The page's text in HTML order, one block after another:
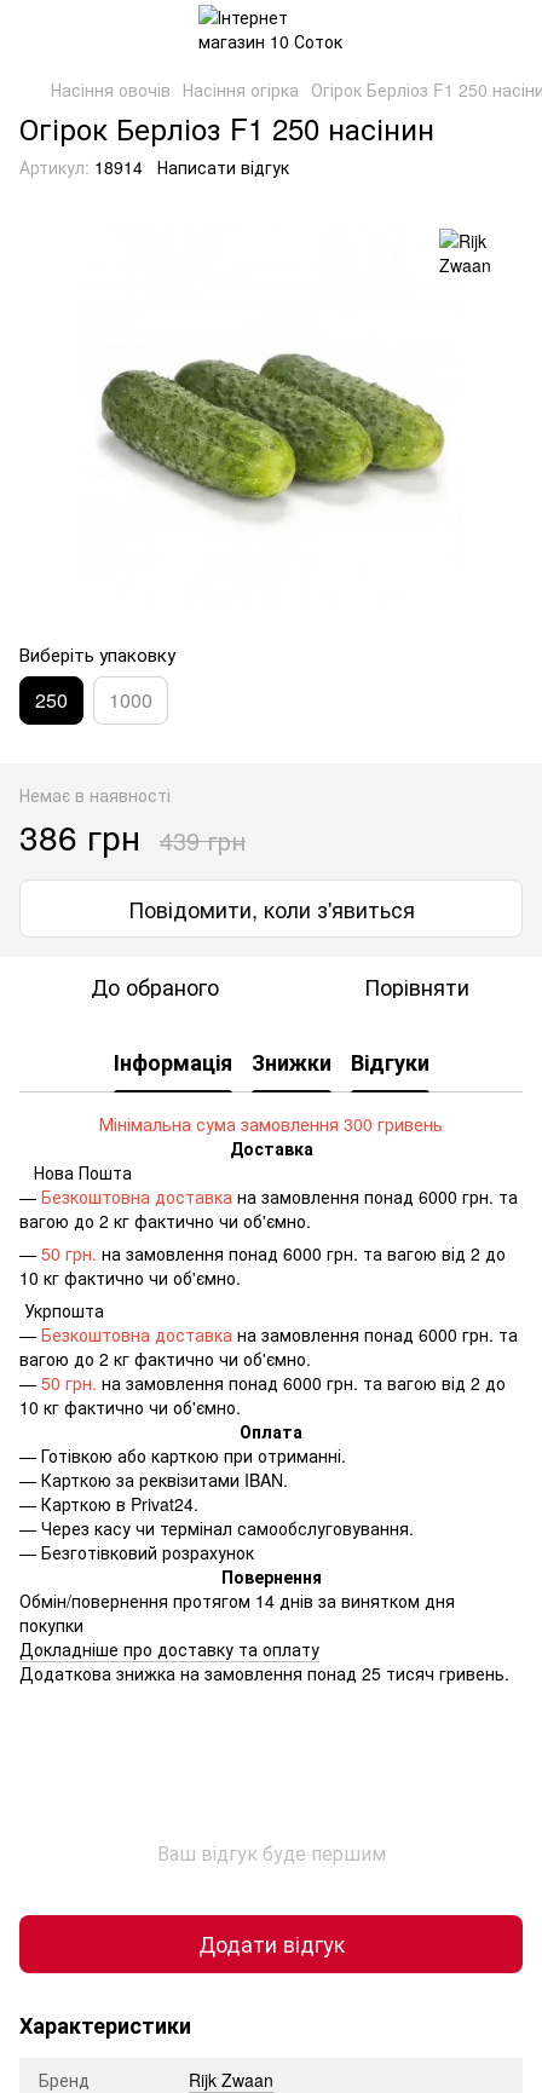
Насіння овочів Насіння огірка Огірок Берліоз F1 250
Огірок Берліоз F1 250 насінин
Артикул: 18914 Написати відгук
Виберіть упаковку
250 1000
Немає в наявності
386 грн 439 грн
Повідомити, коли з'явиться
До обраного Порівняти
Інформація Знижки Відгуки
Мінімальна сума замовлення 300 гривень
Доставка
Нова Пошта
— Безкоштовна доставка на замовлення понад 6000 грн. та
вагою до 2 кг фактично чи об'ємно.
— 50 грн. на замовлення понад 6000 грн. та вагою від 2 до
10 кг фактично чи об'ємно.
Укрпошта
— Безкоштовна доставка на замовлення понад 6000 грн. та
вагою до 2 кг фактично чи об'ємно.
— 50 грн. на замовлення понад 6000 грн. та вагою від 2 до
10 кг фактично чи об'ємно.
Оплата
— Готівкою або карткою при отриманні.
— Карткою за реквізитами IBAN.
— Карткою в Privat24.
— Через касу чи термінал самообслуговування.
— Безготівковий розрахунок
Повернення
Обмін/повернення протягом 14 днів за винятком дня
покупки
Докладніше про доставку та оплату
Додаткова знижка на замовлення понад 25 тисяч гривень.
Ваш відгук буде першим
Додати відгук
Характеристики
Бренд
Rijk Zwaan